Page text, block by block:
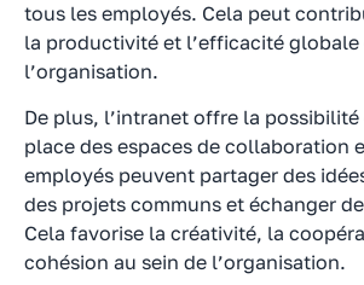
tous les employés. Cela peut
la productivité et l’efficacité globale
l’organisation.
De plus, l’intranet offre la possibilité
place des espaces de collaboration
employés peuvent partager des
des projets communs et échanger
Cela favorise la créativité, la
cohésion au sein de l’organisation.